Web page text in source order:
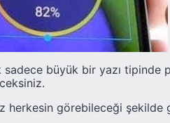
büyük bir yazı tipinde
herkesin görebileceği şekilde